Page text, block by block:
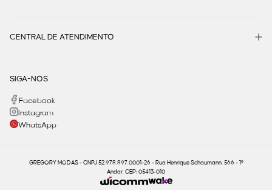
CENTRAL DE ATENDIMENTO
SIGA-NOS
Facebook
Instagram
WhatsApp
GREGORY MODAS - CNPJ 52.978.897.0001-26 - Rua Henrique Schaumann, 566 - 1º
Andar, CEP: 05413-010